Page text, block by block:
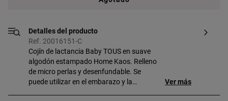
Detalles del producto
Ref. 20016151-C
Cojín de lactancia Baby TOUS en suave
algodón estampado Home Kaos. Relleno
de micro perlas y desenfundable. Se
puede utilizar en el embarazo y la
Ver más